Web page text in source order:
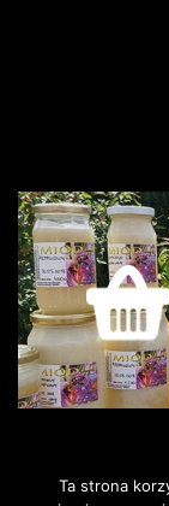
Ta strona